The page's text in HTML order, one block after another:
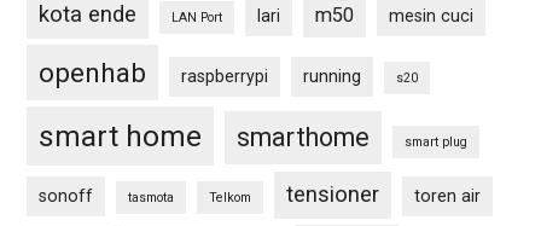
kota ende LAN Port lari m50 mesin cuci
openhab raspberrypi running s20
smart home smarthome smart plug
sonoff tasmota Telkom tensioner toren air